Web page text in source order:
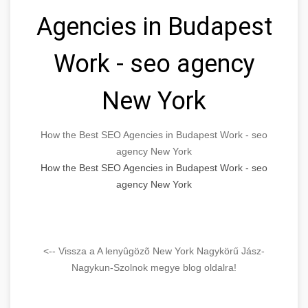
Agencies in Budapest
Work - seo agency
New York
How the Best SEO Agencies in Budapest Work - seo
agency New York
How the Best SEO Agencies in Budapest Work - seo
agency New York
<-- Vissza a A lenyûgözõ New York Nagykörű Jász-
Nagykun-Szolnok megye blog oldalra!